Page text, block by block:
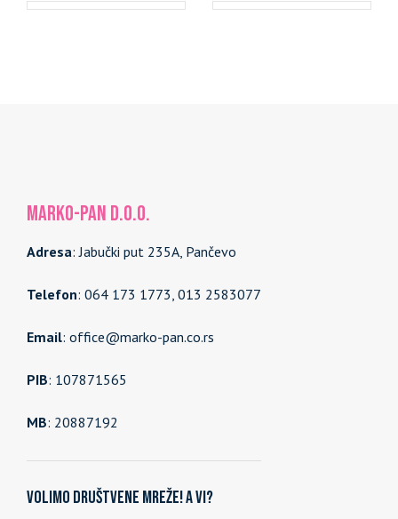
MARKO-PAN d.o.o.
Adresa: Jabučki put 235A, Pančevo
Telefon: 064 173 1773, 013 2583077
Email: office@marko-pan.co.rs
PIB: 107871565
MB: 20887192
Volimo društvene mreže! A vi?